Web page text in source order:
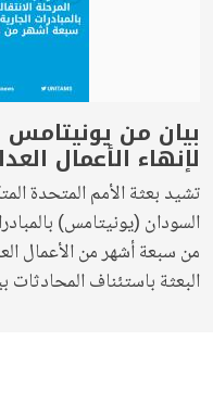
بيان من يونيتامس
لإنهاء الأعمال
تشيد بعثة الأمم المتحدة
السودان (يونيتامس)
من سبعة أشهر من الأعمال
البعثة باستئناف